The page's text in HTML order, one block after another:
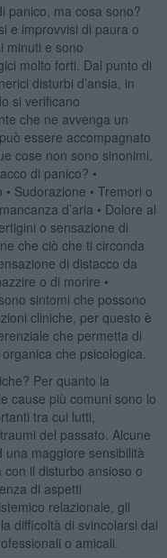
panico, ma cosa sono?
e improvvisi di paura o
minuti e sono
molto forti. Dal punto di
disturbi d’ansia, in
si verificano
che ne avvenga un
essere accompagnato
cose non sono sinonimi.
di panico? •
Sudorazione • Tremori o
d’aria • Dolore al
o sensazione di
che ciò che ti circonda
di distacco da
o di morire •
sintomi che possono
cliniche, per questo è
che permetta di
che psicologica.
Per quanto la
cause più comuni sono lo
tra cui lutti,
del passato. Alcune
maggiore sensibilità
il disturbo ansioso o
di aspetti
relazionale, gli
difficoltà di svincolarsi dai
o amicali.